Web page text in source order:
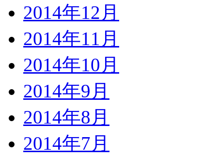
2014年12月
2014年11月
2014年10月
2014年9月
2014年8月
2014年7月